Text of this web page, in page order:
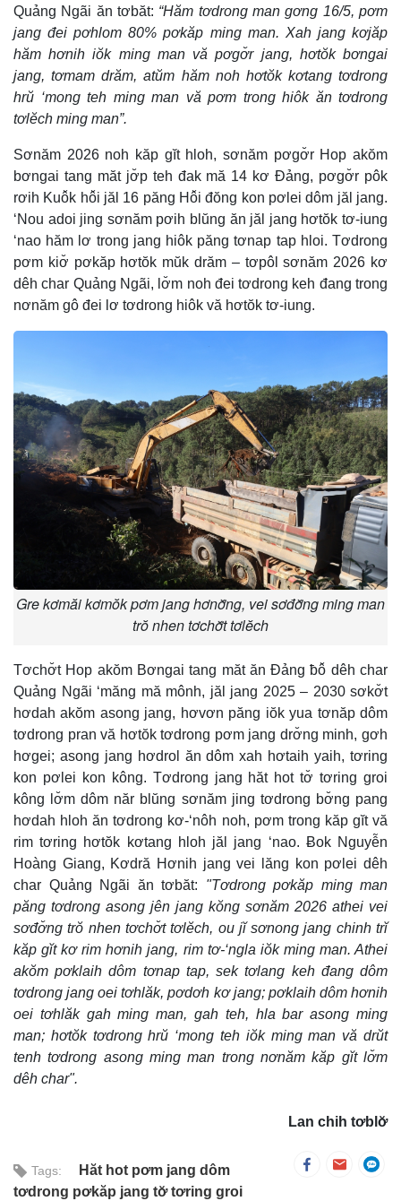
Quảng Ngãi ăn tơbăt: “Hăm tơdrong man gơng 16/5, pơm
jang đei pơhlom 80% pơkăp ming man. Xah jang kơjăp
hăm hơnih iŏk ming man vă pơgơ̆r jang, hơtŏk bơngai
jang, tơmam drăm, atŭm hăm noh hơtŏk kơtang tơdrong
hrŭ ‘mong teh ming man vă pơm trong hiôk ăn tơdrong
tơlĕch ming man”.
Sơnăm 2026 noh kăp gĭt hloh, sơnăm pơgơ̆r Hop akŏm
bơngai tang măt jơ̆p teh đak mă 14 kơ Đảng, pơgơ̆r pôk
rơih Kuô̆k hô̆i jăl 16 păng Hô̆i đŏng kon pơlei dôm jăl jang.
‘Nou adoi jing sơnăm pơih blŭng ăn jăl jang hơtŏk tơ-iung
‘nao hăm lơ trong jang hiôk păng tơnap tap hloi. Tơdrong
pơm kiơ̆ pơkăp hơtŏk mŭk drăm – tơpôl sơnăm 2026 kơ
dêh char Quảng Ngãi, lơ̆m noh đei tơdrong keh đang trong
nơnăm gô đei lơ tơdrong hiôk vă hơtŏk tơ-iung.
Gre kơmăi kơmŏk pơm jang hơnơ̆ng, vei sơđơ̆ng ming man
trŏ nhen tơchơ̆t tơlĕch
Tơchơ̆t Hop akŏm Bơngai tang măt ăn Đảng ƀô̆ dêh char
Quảng Ngãi ‘măng mă mônh, jăl jang 2025 – 2030 sơkơ̆t
hơdah akŏm asong jang, hơvơn păng iŏk yua tơnăp dôm
tơdrong pran vă hơtŏk tơdrong pơm jang drơ̆ng minh, gơh
hơgei; asong jang hơdrol ăn dôm xah hơtaih yaih, tơring
kon pơlei kon kông. Tơdrong jang hăt hot tơ̆ tơring groi
kông lơ̆m dôm năr blŭng sơnăm jing tơdrong bơ̆ng pang
hơdah hloh ăn tơdrong kơ-‘nôh noh, pơm trong kăp gĭt vă
rim tơring hơtŏk kơtang hloh jăl jang ‘nao. Ƀok Nguyễn
Hoàng Giang, Kơdră Hơnih jang vei lăng kon pơlei dêh
char Quảng Ngãi ăn tơbăt: "Tơdrong pơkăp ming man
păng tơdrong asong jên jang kŏng sơnăm 2026 athei vei
sơđơ̆ng trŏ nhen tơchơ̆t tơlĕch, ou jĭ sơnong jang chinh trĭ
kăp gĭt kơ rim hơnih jang, rim tơ-‘ngla iŏk ming man. Athei
akŏm pơklaih dôm tơnap tap, sek tơlang keh đang dôm
tơdrong jang oei tơhlăk, pơdơh kơ jang; pơklaih dôm hơnih
oei tơhlăk gah ming man, gah teh, hla bar asong ming
man; hơtŏk tơdrong hrŭ ‘mong teh iŏk ming man vă drŭt
tenh tơdrong asong ming man trong nơnăm kăp gĭt lơ̆m
dêh char".
Lan chih tơblơ̆
Tags:
Hăt hot pơm jang dôm
tơdrong pơkăp jang tơ̆ tơring groi